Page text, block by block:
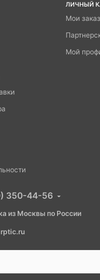
ЛИЧНЫЙ
Мои
Мой
350-44-56
из Москвы по России